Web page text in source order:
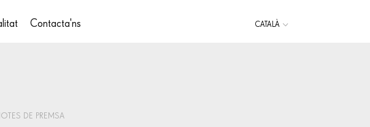
Contacta'ns CATALÀ
DE PREMSA